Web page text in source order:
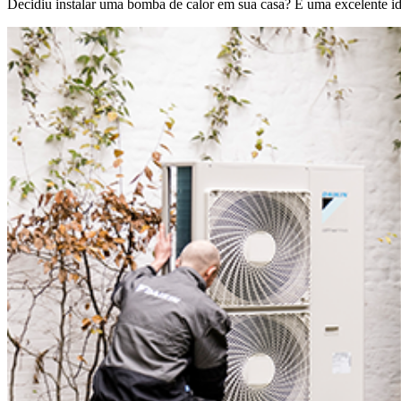
Decidiu instalar uma bomba de calor em sua casa? É uma excelente